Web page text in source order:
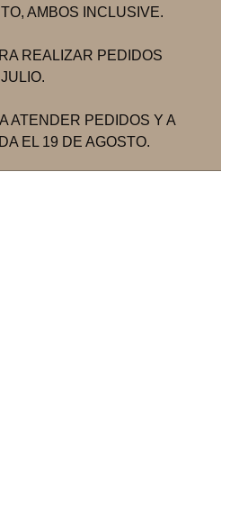
AMBOS INCLUSIVE.
REALIZAR PEDIDOS
ATENDER PEDIDOS Y A
EL 19 DE AGOSTO.